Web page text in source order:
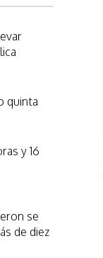
quinta
y 16
se
de diez